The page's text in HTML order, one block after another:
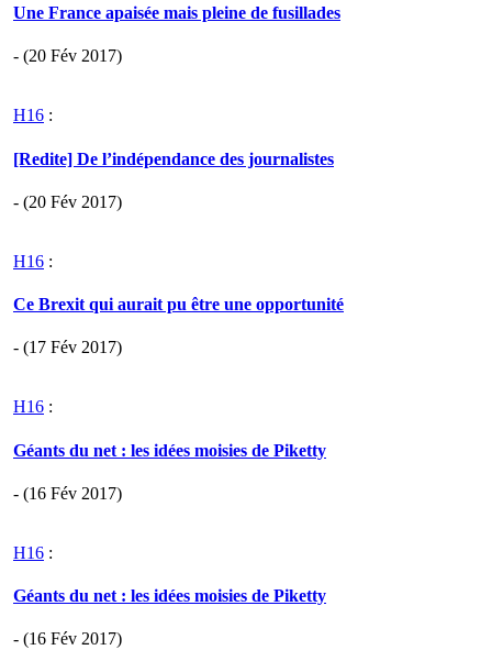
Une France apaisée mais pleine de fusillades
- (20 Fév 2017)
H16 :
[Redite] De l’indépendance des journalistes
- (20 Fév 2017)
H16 :
Ce Brexit qui aurait pu être une opportunité
- (17 Fév 2017)
H16 :
Géants du net : les idées moisies de Piketty
- (16 Fév 2017)
H16 :
Géants du net : les idées moisies de Piketty
- (16 Fév 2017)